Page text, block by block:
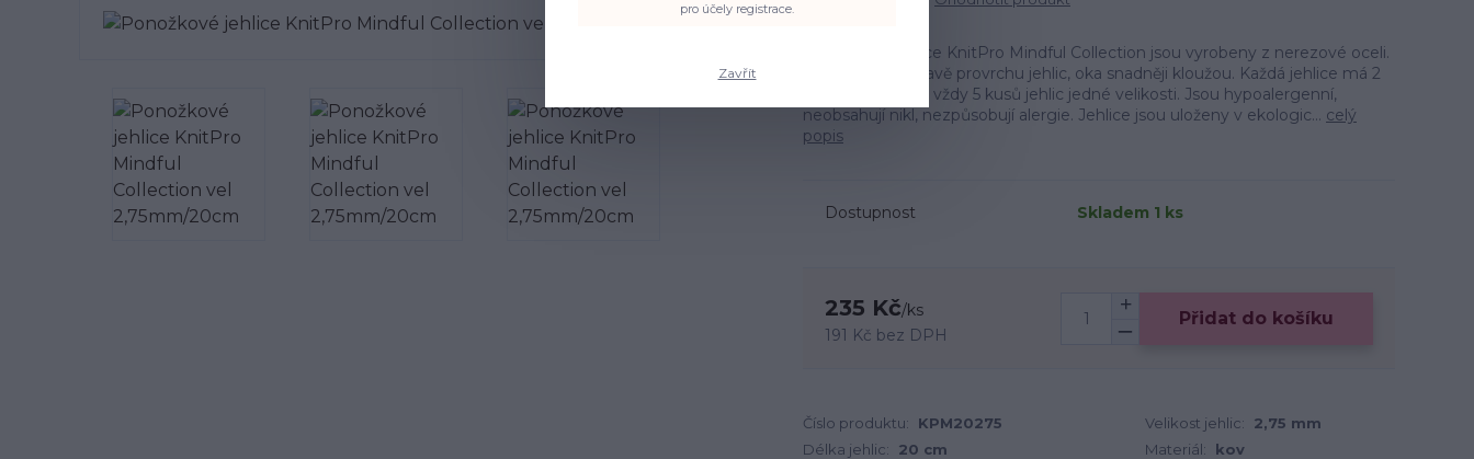
Ponožkové jehlice KnitPro Mindful Collection jsou vyrobeny z nerezové oceli.
Díky leštěné úpravě provrchu jehlic, oka snadněji kloužou. Každá jehlice má 2
hroty. V balení je vždy 5 kusů jehlic jedné velikosti. Jsou hypoalergenní,
neobsahují nikl, nezpůsobují alergie. Jehlice jsou uloženy v ekologic... celý
popis
Dostupnost Skladem 1 ks
235 Kč/ks
191 Kč bez DPH
Přidat do košíku
Číslo produktu: KPM20275 Velikost jehlic:
2,75 mm
Délka jehlic:
20 cm Materiál:
kov
pro účely registrace.
Zavřít